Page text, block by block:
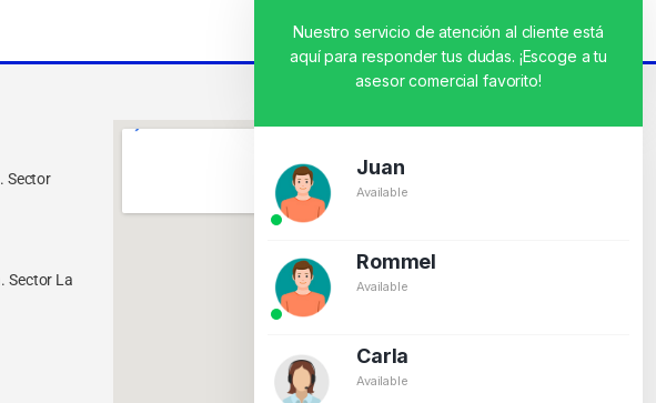
Sector
Sector La
Nuestro servicio de atención al cliente está
aquí para responder tus dudas. ¡Escoge a tu
asesor comercial favorito!
Juan
Available
Rommel
Available
Carla
Available